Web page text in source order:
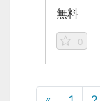
無料
0